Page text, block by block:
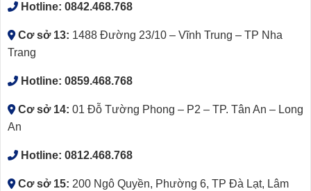
Hotline: 0842.468.768
Cơ sở 13: 1488 Đường 23/10 – Vĩnh Trung – TP Nha
Trang
Hotline: 0859.468.768
Cơ sở 14: 01 Đỗ Tường Phong – P2 – TP. Tân An – Long
An
Hotline: 0812.468.768
Cơ sở 15: 200 Ngô Quyền, Phường 6, TP Đà Lạt, Lâm